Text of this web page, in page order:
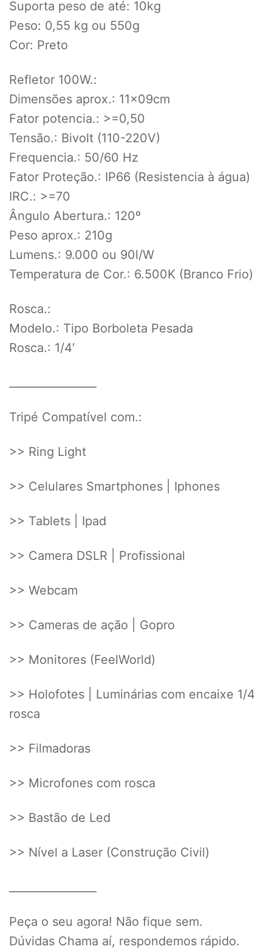
Suporta peso de até: 10kg
Peso: 0,55 kg ou 550g
Cor: Preto
Refletor 100W.:
Dimensões aprox.: 11x09cm
Fator potencia.: >=0,50
Tensão.: Bivolt (110-220V)
Frequencia.: 50/60 Hz
Fator Proteção.: IP66 (Resistencia à água)
IRC.: >=70
Ângulo Abertura.: 120º
Peso aprox.: 210g
Lumens.: 9.000 ou 90l/W
Temperatura de Cor.: 6.500K (Branco Frio)
Rosca.:
Modelo.: Tipo Borboleta Pesada
Rosca.: 1/4′
Tripé Compatível com.:
>> Ring Light
>> Celulares Smartphones | Iphones
>> Tablets | Ipad
>> Camera DSLR | Profissional
>> Webcam
>> Cameras de ação | Gopro
>> Monitores (FeelWorld)
>> Holofotes | Luminárias com encaixe 1/4
rosca
>> Filmadoras
>> Microfones com rosca
>> Bastão de Led
>> Nível a Laser (Construção Civil)
Peça o seu agora! Não fique sem.
Dúvidas Chama aí, respondemos rápido.